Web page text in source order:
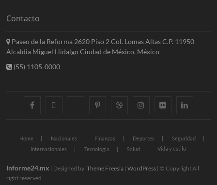
Contacto
Paseo de la Reforma 2620 Piso 2 Col. Lomas Altas C.P. 11950
Alcaldia Miguel Hidalgo Ciudad de México, México
(55) 1105-0000
facebook googlepluspinterestdribbble instagramflickr linkedin
Home Nacionales Finanzas Deportes
Seguridad
Internacionales
Tecnologia Salud Vida y estilo
Informe24.mx | Designed by:Theme Freesia |WordPress | © Copyright All
right reserved